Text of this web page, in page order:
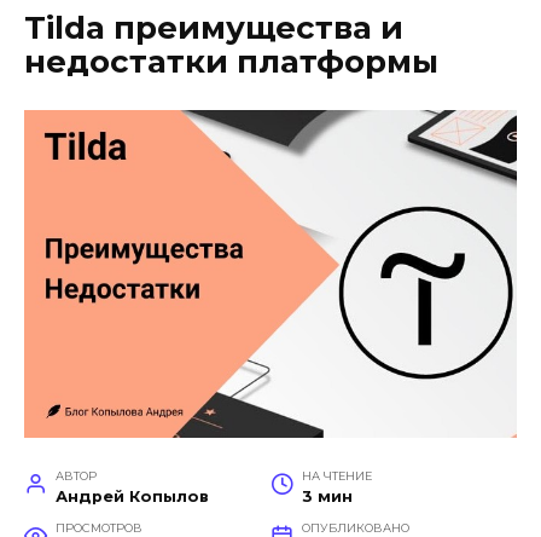
Tilda преимущества и
недостатки платформы
АВТОР
Андрей Копылов
НА ЧТЕНИЕ
3 мин
ПРОСМОТРОВ ОПУБЛИКОВАНО